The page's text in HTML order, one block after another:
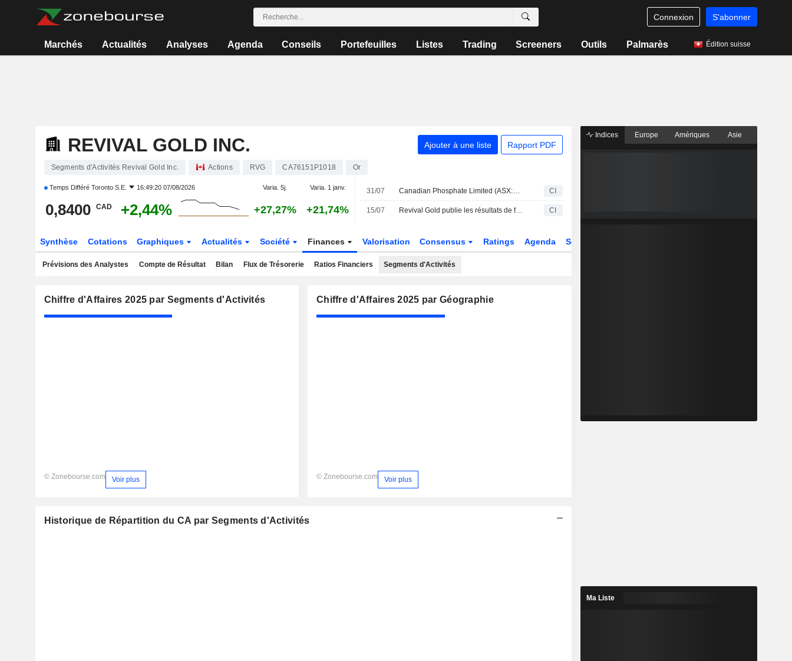
Connexion S'abonner
Marchés Actualités Analyses Agenda Conseils Portefeuilles Listes Trading Screeners Outils Palmarès Édition suisse
REVIVAL GOLD INC. Ajouter à une liste Rapport PDF
Segments d'Activités Revival Gold Inc. Actions RVG CA76151P1018 Or
Temps Différé Toronto S.E. 16:49:20 07/08/2026 Varia. 5j. Varia. 1 janv.
0,8400 CAD +2,44% +27,27% +21,74%
31/07 Canadian Phosphate Limited (ASX:CP8) a finalisé l'acquisition de Diamond Mountain auprès de Revival Gold Inc. (TSXV:RVG) et Utah Mineral Resources, LLC pour 3 millions de dollars. CI
15/07 Revival Gold publie les résultats de forage du projet aurifère Mercur dans l'Utah CI
Synthèse Cotations Graphiques Actualités Société Finances Valorisation Consensus Ratings Agenda Secteur
Prévisions des Analystes Compte de Résultat Bilan Flux de Trésorerie Ratios Financiers Segments d'Activités
Chiffre d'Affaires 2025 par Segments d'Activités
© Zonebourse.com Voir plus
Chiffre d'Affaires 2025 par Géographie
© Zonebourse.com Voir plus
Historique de Répartition du CA par Segments d'Activités
Indices Europe Amériques Asie
Ma Liste